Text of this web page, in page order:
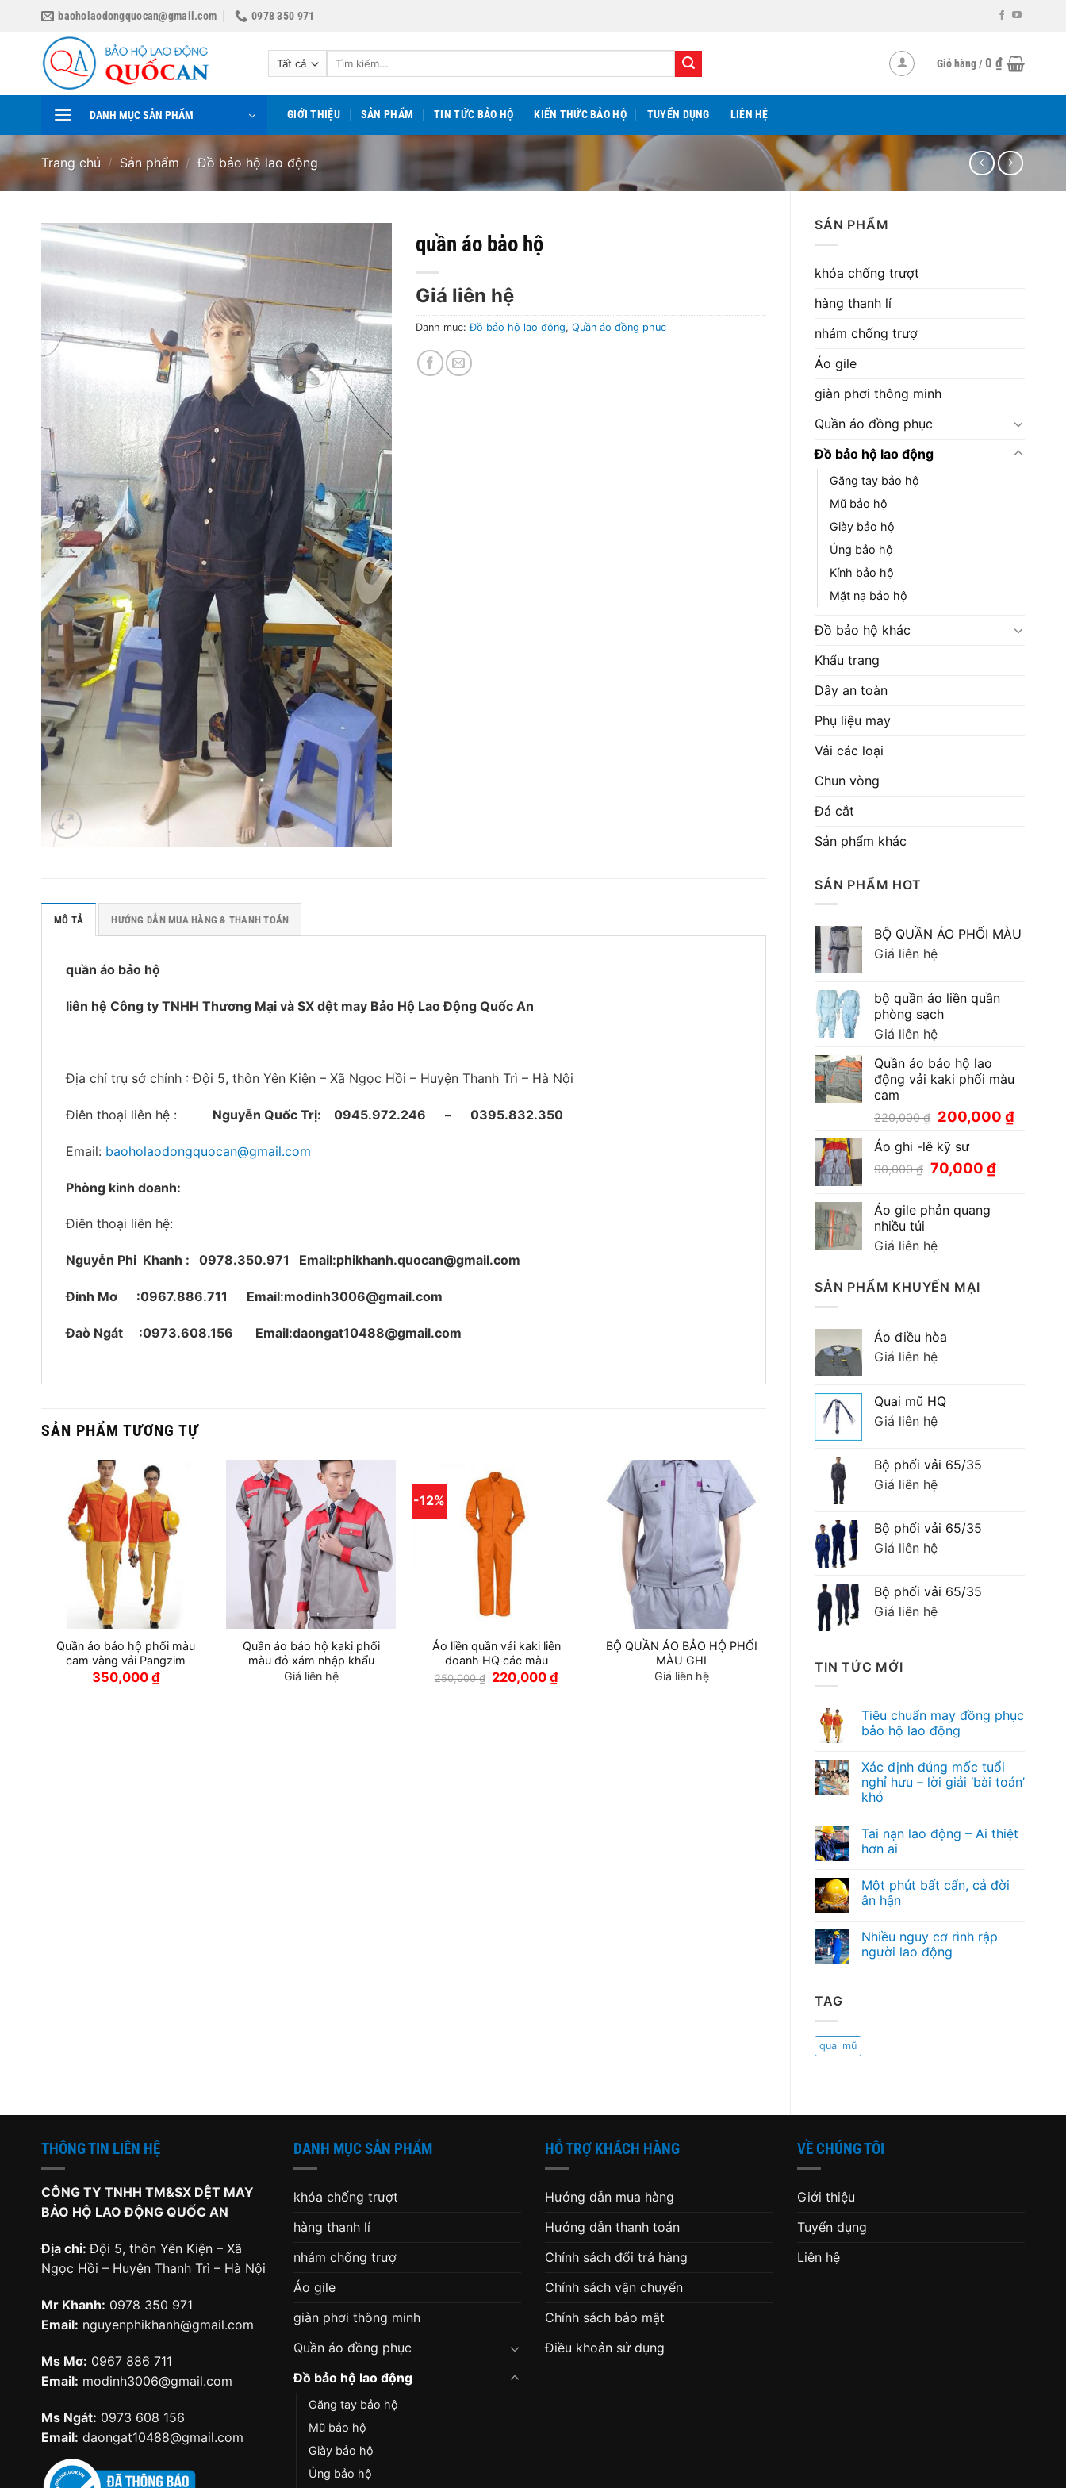
baoholaodongquocan@gmail.com 0978 350 971
Tìm
Giỏ hàng /0 ₫
DANH MỤC SẢN PHẨM GIỚI THIỆU SẢN PHẨM TIN TỨC BẢO HỘ KIẾN THỨC BẢO HỘ TUYỂN DỤNG LIÊN HỆ
Trang chủ / Sản phẩm / Đồ bảo hộ lao động
SẢN PHẨM
khóa chống trượt
hàng thanh lí
nhám chống trượ
Áo gile
giàn phơi thông minh
Quần áo đồng phục
Đồ bảo hộ lao động
Găng tay bảo hộ
Mũ bảo hộ
Giày bảo hộ
Ủng bảo hộ
Kính bảo hộ
Mặt nạ bảo hộ
Đồ bảo hộ khác
Khẩu trang
Dây an toàn
Phụ liệu may
Vải các loại
Chun vòng
Đá cắt
Sản phẩm khác
SẢN PHẨM HOT
BỘ QUẦN ÁO PHỐI MÀU
Giá liên hệ
bộ quần áo liền quần
phòng sạch
Giá liên hệ
Quần áo bảo hộ lao
động vải kaki phối màu
cam
220,000₫ Giá
là:
220,000 ₫.
200,000₫Giá
Áo ghi -lê kỹ sư
90,000₫ Giá
90,000 ₫.
70,000₫Giá
Áo gile phản quang
nhiều túi
Giá liên hệ
SẢN PHẨM KHUYẾN MẠI
Áo điều hòa
Giá liên hệ
Quai mũ HQ
Giá liên hệ
Bộ phối vải 65/35
Giá liên hệ
Bộ phối vải 65/35
Giá liên hệ
Bộ phối vải 65/35
Giá liên hệ
TIN TỨC MỚI
Tiêu chuẩn may đồng phục
bảo hộ lao động
Xác định đúng mốc tuổi
nghỉ hưu – lời giải ‘bài toán’
khó
Tai nạn lao động – Ai thiệt
hơn ai
Một phút bất cẩn, cả đời
ân hận
Nhiều nguy cơ rình rập
người lao động
TAG
quai mũ
quần áo bảo hộ
Giá liên hệ
Danh mục:Đồ bảo hộ lao động, Quần áo đồng phục
MÔ TẢ HƯỚNG DẪN MUA HÀNG & THANH TOÁN
quần áo bảo hộ
liên hệ Công ty TNHH Thương Mại và SX dệt may Bảo Hộ Lao Động Quốc An
Địa chỉ trụ sở chính : Đội 5, thôn Yên Kiện – Xã Ngọc Hồi – Huyện Thanh Trì – Hà Nội
Điên thoại liên hệ : Nguyễn Quốc Trị: 0945.972.246 – 0395.832.350
Email: baoholaodongquocan@gmail.com
Phòng kinh doanh:
Điên thoại liên hệ:
Nguyễn Phi Khanh : 0978.350.971 Email:phikhanh.quocan@gmail.com
Đinh Mơ :0967.886.711 Email:modinh3006@gmail.com
Đaò Ngát :0973.608.156 Email:daongat10488@gmail.com
SẢN PHẨM TƯƠNG TỰ
Quần áo bảo hộ phối màu
cam vàng vải Pangzim
350,000 ₫
Quần áo bảo hộ kaki phối
màu đỏ xám nhập khẩu
Giá liên hệ
-12%
Áo liền quần vải kaki liên
doanh HQ các màu
250,000₫ Giá
gốc
220,000 ₫Giá
hiện
BỘ QUẦN ÁO BẢO HỘ PHỐI
MÀU GHI
Giá liên hệ
THÔNG TIN LIÊN HỆ
CÔNG TY TNHH TM&SX DỆT MAY
BẢO HỘ LAO ĐỘNG QUỐC AN
Địa chỉ:Đội 5, thôn Yên Kiện – Xã
Ngọc Hồi – Huyện Thanh Trì – Hà Nội
Mr Khanh: 0978 350 971
Email: nguyenphikhanh@gmail.com
Ms Mơ: 0967 886 711
Email: modinh3006@gmail.com
Ms Ngát: 0973 608 156
Email: daongat10488@gmail.com
DANH MỤC SẢN PHẨM
khóa chống trượt
hàng thanh lí
nhám chống trượ
Áo gile
giàn phơi thông minh
Quần áo đồng phục
Đồ bảo hộ lao động
Găng tay bảo hộ
Mũ bảo hộ
Giày bảo hộ
Ủng bảo hộ
HỖ TRỢ KHÁCH HÀNG
Hướng dẫn mua hàng
Hướng dẫn thanh toán
Chính sách đổi trả hàng
Chính sách vận chuyển
Chính sách bảo mật
Điều khoản sử dụng
VỀ CHÚNG TÔI
Giới thiệu
Tuyển dụng
Liên hệ